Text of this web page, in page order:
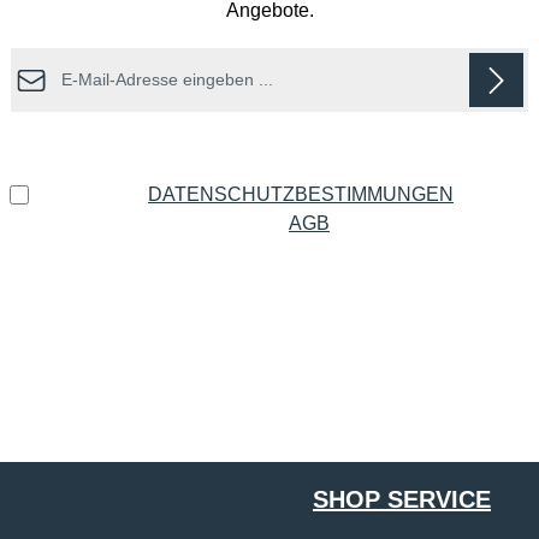
Angebote.
DATENSCHUTZBESTIMMUNGEN
AGB
SHOP SERVICE